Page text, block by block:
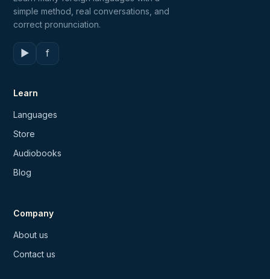
simple method, real conversations, and
correct pronunciation.
▶ f
Learn
Languages
Store
Audiobooks
Blog
Company
About us
Contact us